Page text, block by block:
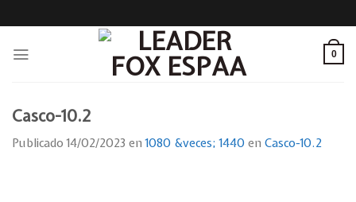
to
0
Casco-10.2
Publicado14/02/2023 en1080 &veces; 1440 en Casco-10.2